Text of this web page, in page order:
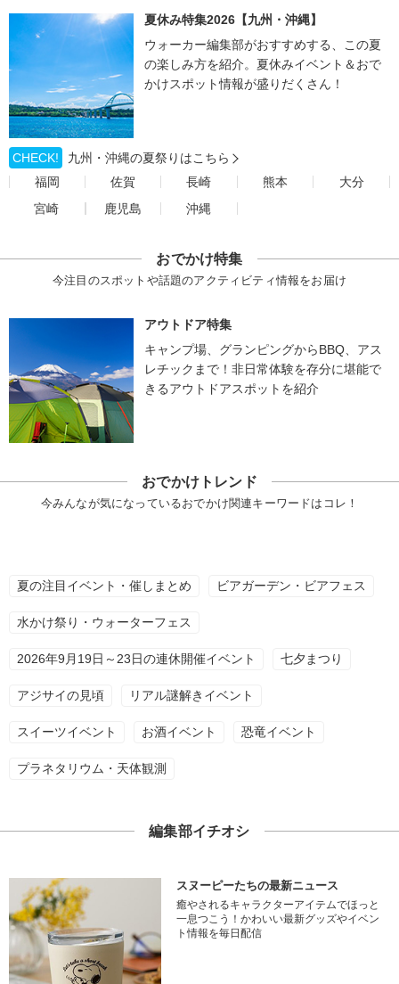
夏休み特集2026【九州・沖縄】
ウォーカー編集部がおすすめする、この夏
の楽しみ方を紹介。夏休みイベント＆おで
かけスポット情報が盛りだくさん！
CHECK!
九州・沖縄の夏祭りはこちら
福岡
佐賀 長崎 熊本
大分
宮崎
鹿児島 沖縄
おでかけ特集
今注目のスポットや話題のアクティビティ情報をお届け
アウトドア特集
キャンプ場、グランピングからBBQ、アス
レチックまで！非日常体験を存分に堪能で
きるアウトドアスポットを紹介
おでかけトレンド
今みんなが気になっているおでかけ関連キーワードはコレ！
夏の注目イベント・催しまとめ ビアガーデン・ビアフェス
水かけ祭り・ウォーターフェス
2026年9月19日～23日の連休開催イベント 七夕まつり
アジサイの見頃 リアル謎解きイベント
スイーツイベント お酒イベント 恐竜イベント
プラネタリウム・天体観測
編集部イチオシ
スヌーピーたちの最新ニュース
癒やされるキャラクターアイテムでほっと
一息つこう！かわいい最新グッズやイベン
ト情報を毎日配信